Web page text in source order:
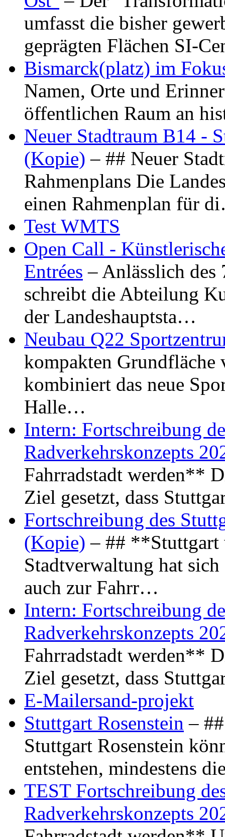
umfasst die bisher
geprägten Flächen SI-
Bismarck(platz) im
Namen, Orte und
öffentlichen Raum an
Neuer Stadtraum B14 -
(Kopie) – ## Neuer
Rahmenplans Die
einen Rahmenplan für
Test WMTS
Open Call -
Entrées – Anlässlich
schreibt die Abteilung
der Landeshauptsta…
Neubau Q22
kompakten Grundfläche
kombiniert das neue
Halle…
Intern: Fortschreibung
Radverkehrskonzepts
Fahrradstadt werden**
Ziel gesetzt, dass
Fortschreibung des
(Kopie) – ## **Stuttgart
Stadtverwaltung hat
auch zur Fahrr…
Intern: Fortschreibung
Radverkehrskonzepts
Fahrradstadt werden**
Ziel gesetzt, dass
E-Mailersand-projekt
Stuttgart Rosenstein –
Stuttgart Rosenstein
entstehen, mindestens
TEST Fortschreibung
Radverkehrskonzepts